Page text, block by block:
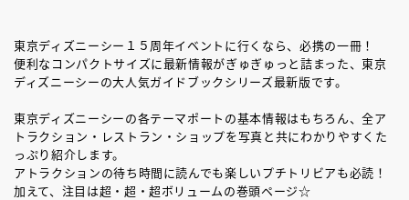
東京ディズニーシー１５周年イベントに行くなら、必携の一冊！
便利なコンパクトサイズに最新情報がぎゅぎゅっと詰まった、東京
ディズニーシーの大人気ガイドブックシリーズ最新版です。
東京ディズニーシーの各テーマポートの基本情報はもちろん、全ア
トラクション・レストラン・ショップを写真と共にわかりやすくた
っぷり紹介します。
アトラクションの待ち時間に読んでも楽しいプチトリビアも必読！
加えて、注目は超・超・超ボリュームの巻頭ページ☆